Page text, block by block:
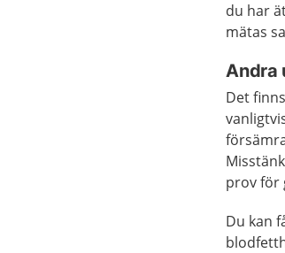
du har
mätas
Andra
Det
prov för
Du kan